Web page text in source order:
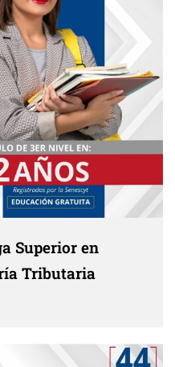
Superior en
Tributaria